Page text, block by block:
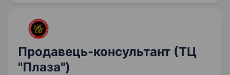
Продавець-консультант (ТЦ
"Плаза")